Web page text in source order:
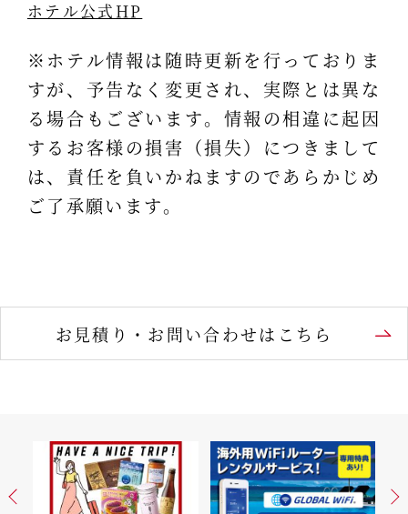
ホテル公式HP
※ホテル情報は随時更新を行っておりま
すが、予告なく変更され、実際とは異な
る場合もございます。情報の相違に起因
するお客様の損害（損失）につきまして
は、責任を負いかねますのであらかじめ
ご了承願います。
お見積り・お問い合わせはこちら